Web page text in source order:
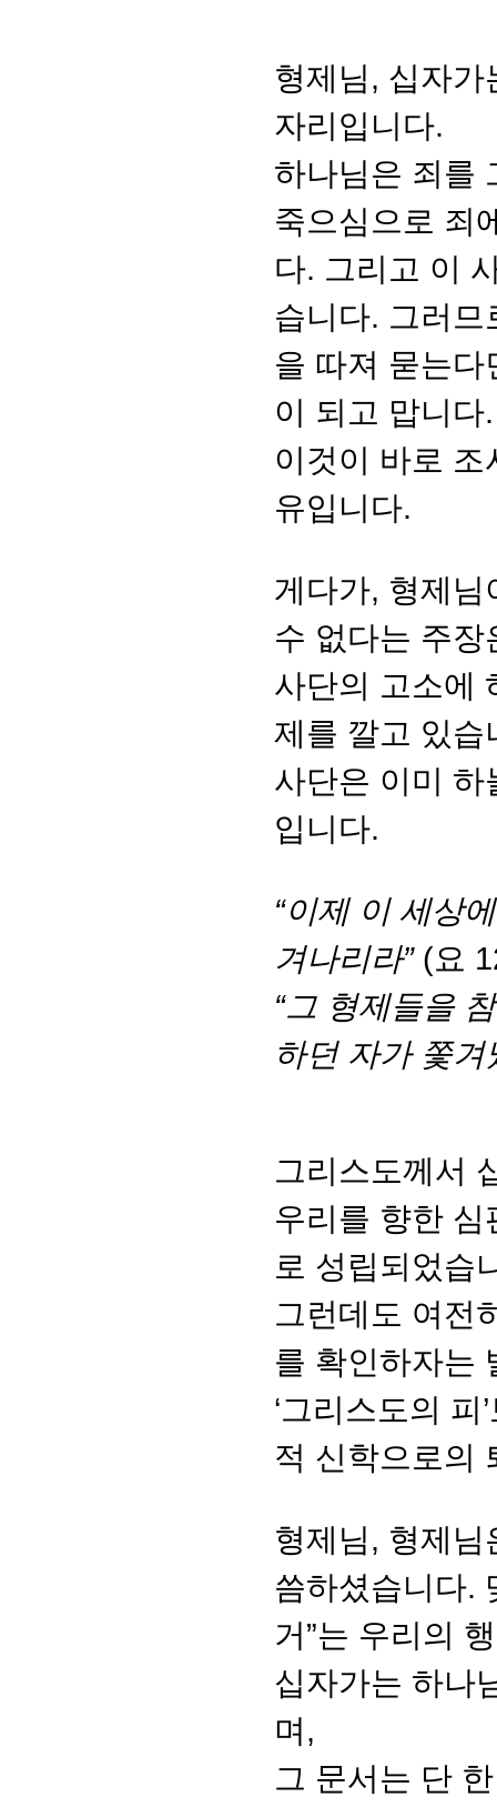
형제님, 십자
자리입니다.
하나님은 죄를
죽으심으로 죄
다. 그리고 이
습니다. 그러
을 따져 묻는
이 되고 맙니다.
이것이 바로
유입니다.
게다가, 형제
수 없다는 주
사단의 고소에
제를 깔고 있습
사단은 이미 하
입니다.
“이제 이 세상
겨나리라”(요
“그 형제들을
하던 자가 쫓겨
그리스도께서
우리를 향한
로 성립되었습
그런데도 여전
를 확인하자는
‘그리스도의 피
적 신학으로의
형제님, 형제
씀하셨습니다.
거”는 우리의
십자가는 하나
며,
그 문서는 단